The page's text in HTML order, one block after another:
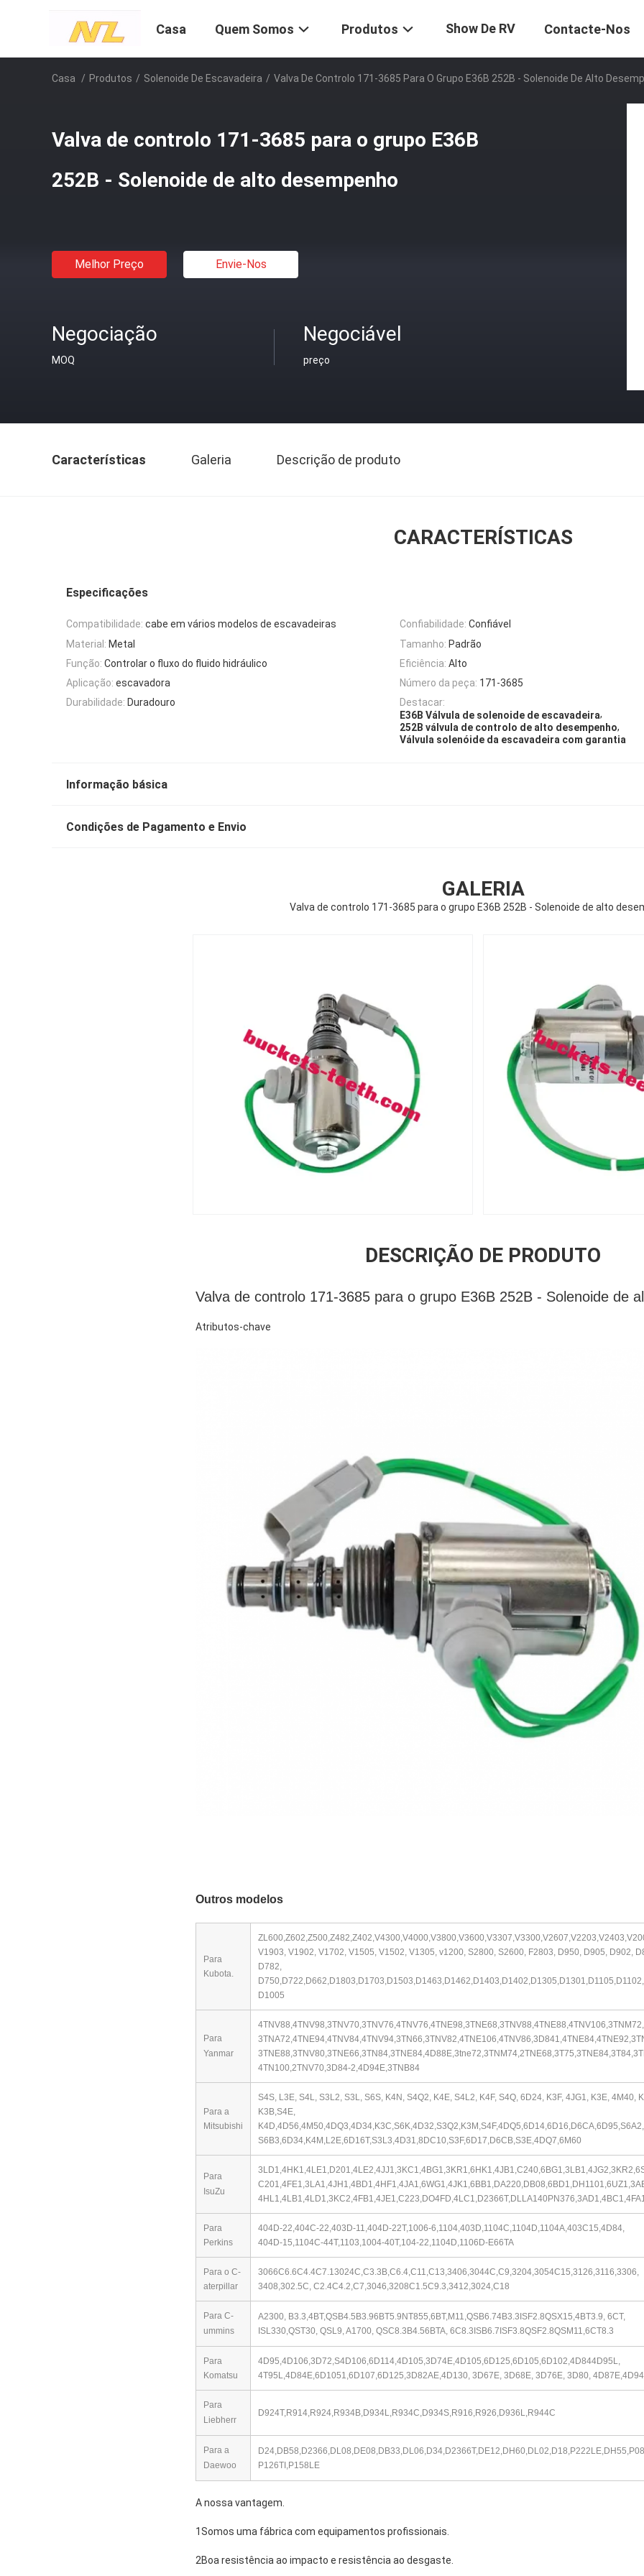
Casa Quem Somos Produtos Show De RV Contacte-Nos
Casa / Produtos / Solenoide De Escavadeira / Valva De Controlo 171-3685 Para O Grupo E36B 252B - Solenoide De Alto
Valva de controlo 171-3685 para o grupo E36B
252B - Solenoide de alto desempenho
Melhor Preço Envie-Nos
Negociação
MOQ
Negociável
preço
Características Galeria Descrição de produto
CARACTERÍSTICAS
Especificações
Compatibilidade: cabe em vários modelos de escavadeiras Confiabilidade: Confiável
Material: Metal Tamanho: Padrão
Função: Controlar o fluxo do fluido hidráulico Eficiência: Alto
Aplicação: escavadora Número da peça: 171-3685
Durabilidade: Duradouro
Destacar:
E36B Válvula de solenoide de escavadeira,
252B válvula de controlo de alto desempenho,
Válvula solenóide da escavadeira com garantia
Informação básica
Condições de Pagamento e Envio
GALERIA
Valva de controlo 171-3685 para o grupo E36B 252B - Solenoide de alto
DESCRIÇÃO DE PRODUTO
Valva de controlo 171-3685 para o grupo E36B 252B - Solenoide de
Atributos-chave
Outros modelos
Para
Kubota.
V1903, V1902, V1702, V1505, V1502, V1305, v1200, S2800, S2600, F2803, D950, D905, D902,
D782,
D750,D722,D662,D1803,D1703,D1503,D1463,D1462,D1403,D1402,D1305,D1301,D1105,D1102,
D1005
Para
Yanmar
4TN100,2TNV70,3D84-2,4D94E,3TNB84
Para a
Mitsubishi
S4S, L3E, S4L, S3L2, S3L, S6S, K4N, S4Q2, K4E, S4L2, K4F, S4Q, 6D24, K3F, 4JG1, K3E, 4M40,
K3B,S4E,
K4D,4D56,4M50,4DQ3,4D34,K3C,S6K,4D32,S3Q2,K3M,S4F,4DQ5,6D14,6D16,D6CA,6D95,S6A2,
S6B3,6D34,K4M,L2E,6D16T,S3L3,4D31,8DC10,S3F,6D17,D6CB,S3E,4DQ7,6M60
Para
IsuZu
3LD1,4HK1,4LE1,D201,4LE2,4JJ1,3KC1,4BG1,3KR1,6HK1,4JB1,C240,6BG1,3LB1,4JG2,3KR2,
C201,4FE1,3LA1,4JH1,4BD1,4HF1,4JA1,6WG1,4JK1,6BB1,DA220,DB08,6BD1,DH1101,
4HL1,4LB1,4LD1,3KC2,4FB1,4JE1,C223,DO4FD,4LC1,D2366T,DLLA140PN376,
Para
Perkins
404D-22,404C-22,403D-11,404D-22T,1006-6,1104,403D,1104C,1104D,1104A,403C15,4D84,
404D-15,1104C-44T,1103,1004-40T,104-22,1104D,1106D-E66TA
Para o C-
aterpillar
3066C6.6C4.4C7.13024C,C3.3B,C6.4,C11,C13,3406,3044C,C9,3204,3054C15,3126,3116,3306,
3408,302.5C, C2.4C4.2,C7,3046,3208C1.5C9.3,3412,3024,C18
Para C-
ummins
A2300, B3.3,4BT,QSB4.5B3.96BT5.9NT855,6BT,M11,QSB6.74B3.3ISF2.8QSX15,4BT3.9, 6CT,
ISL330,QST30, QSL9, A1700, QSC8.3B4.56BTA, 6C8.3ISB6.7ISF3.8QSF2.8QSM11,6CT8.3
Para
Komatsu
4D95,4D106,3D72,S4D106,6D114,4D105,3D74E,4D105,6D125,6D105,6D102,4D844D95L,
4T95L,4D84E,6D1051,6D107,6D125,3D82AE,4D130, 3D67E, 3D68E, 3D76E, 3D80, 4D87E,
Para
Liebherr
D924T,R914,R924,R934B,D934L,R934C,D934S,R916,R926,D936L,R944C
Para a
Daewoo
D24,DB58,D2366,DL08,DE08,DB33,DL06,D34,D2366T,DE12,DH60,DL02,D18,P222LE,DH55,
P126TI,P158LE
A nossa vantagem.
1Somos uma fábrica com equipamentos profissionais.
2Boa resistência ao impacto e resistência ao desgaste.